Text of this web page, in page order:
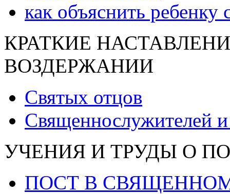
как объяснить ребенку
КРАТКИЕ
ВОЗДЕРЖАНИИ
Святых отцов
Священнослужителей и
УЧЕНИЯ И ТРУДЫ О
ПОСТ В СВЯЩЕННОМ